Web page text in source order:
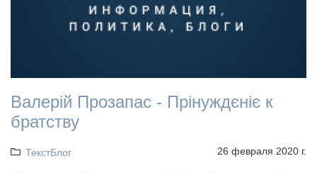
Валерій Прозапас - Прінуждєніє к
братству
ТекстБлог 26 февраля 2020 г.